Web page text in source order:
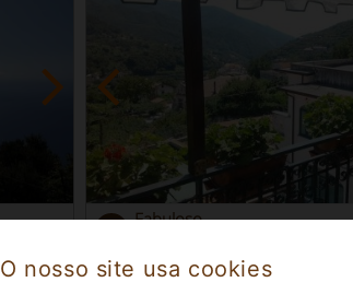
O nosso site usa cookies
Fabuloso
Vila
Salerno Campania